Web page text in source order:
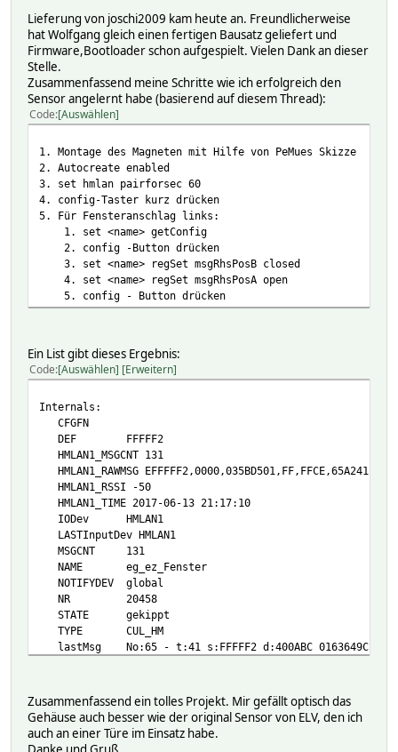
Lieferung von joschi2009 kam heute an. Freundlicherweise
hat Wolfgang gleich einen fertigen Bausatz geliefert und
Firmware,Bootloader schon aufgespielt. Vielen Dank an dieser
Stelle.
Zusammenfassend meine Schritte wie ich erfolgreich den
Sensor angelernt habe (basierend auf diesem Thread):
Code Auswählen
1. Montage des Magneten mit Hilfe von PeMues Skizze
2. Autocreate enabled
3. set hmlan pairforsec 60
4. config-Taster kurz drücken
5. Für Fensteranschlag links:
1. set <name> getConfig
2. config -Button drücken
3. set <name> regSet msgRhsPosB closed
4. set <name> regSet msgRhsPosA open
5. config - Button drücken
Ein List gibt dieses Ergebnis:
Code Auswählen Erweitern
Internals:
CFGFN
DEF FFFFF2
HMLAN1_MSGCNT 131
HMLAN1_RAWMSG
HMLAN1_RSSI -50
HMLAN1_TIME 2017-06-13 21:17:10
IODev HMLAN1
LASTInputDev HMLAN1
MSGCNT 131
NAME eg_ez_Fenster
NOTIFYDEV global
NR 20458
STATE gekippt
TYPE CUL_HM
lastMsg No:65 - t:41 s:FFFFF2 d:400ABC 0163649C
protSnd 125 last_at:2017-06-13 21:17:10
protState CMDs_done
rssi_at_HMLAN1 avg:-57.44 cnt:127 lst:-50 max:-48
Readings:
Zusammenfassend ein tolles Projekt. Mir gefällt optisch das
Gehäuse auch besser wie der original Sensor von ELV, den ich
auch an einer Türe im Einsatz habe.